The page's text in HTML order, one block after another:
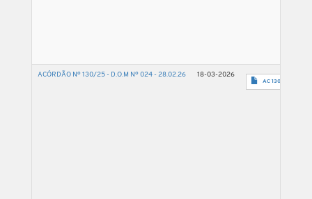
ACÓRDÃO Nº 130/25 - D.O.M Nº 024 - 28.02.26 18-03-2026
AC 130 2025 -